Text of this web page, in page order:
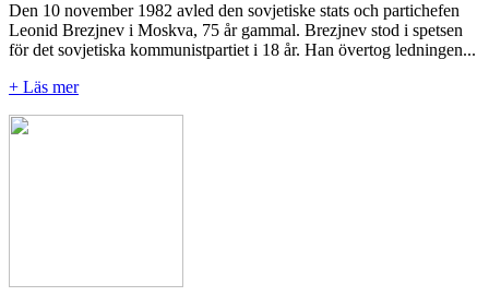
Den 10 november 1982 avled den sovjetiske stats och partichefen
Leonid Brezjnev i Moskva, 75 år gammal. Brezjnev stod i spetsen
för det sovjetiska kommunistpartiet i 18 år. Han övertog ledningen...
+ Läs mer